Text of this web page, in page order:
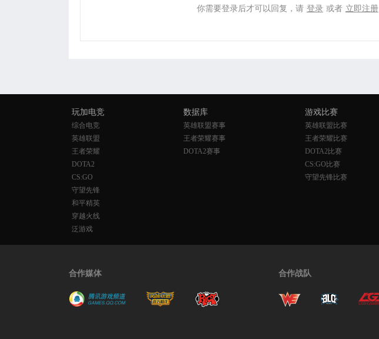
你需要登录后才可以回复，请 登录 或者 立即注册
玩加电竞
综合电竞
英雄联盟
王者荣耀
DOTA2
CS:GO
守望先锋
和平精英
穿越火线
泛游戏
数据库
英雄联盟赛事
王者荣耀赛事
DOTA2赛事
游戏比赛
英雄联盟比赛
王者荣耀比赛
DOTA2比赛
CS:GO比赛
守望先锋比赛
合作媒体 合作战队